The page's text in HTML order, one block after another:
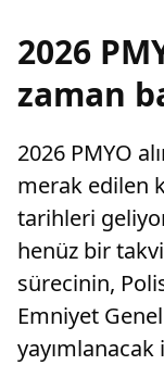
2026
zaman
2026 PMYO
merak edilen
tarihleri
henüz bir
sürecinin,
Emniyet